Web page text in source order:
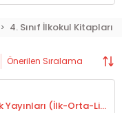
4. Sınıf İlkokul Kitapları
Nitelik Yayınları (İlk-Orta-Lise)